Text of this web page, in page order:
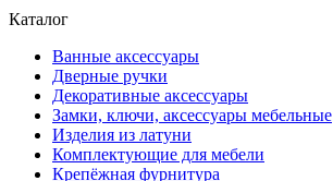
Каталог
Ванные аксессуары
Дверные ручки
Декоративные аксессуары
Замки, ключи, аксессуары мебельные
Изделия из латуни
Комплектующие для мебели
Крепёжная фурнитура